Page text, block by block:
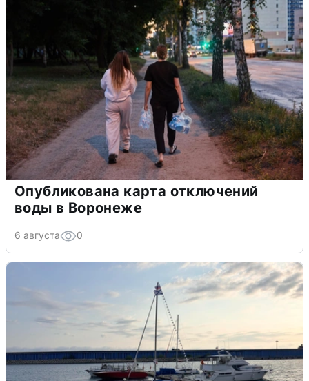
Опубликована карта отключений
воды в Воронеже
6 августа 0